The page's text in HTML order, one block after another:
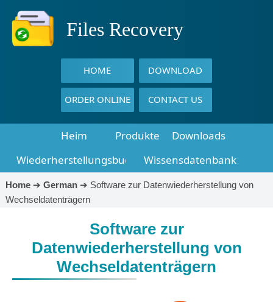
Files Recovery
HOME DOWNLOAD
ORDER ONLINE CONTACT US
Heim Produkte
Downloads
Wiederherstellungsbuch
Wissensdatenbank
Home➔ German➔ Software zur Datenwiederherstellung von
Wechseldatenträgern
Software zur
Datenwiederherstellung von
Wechseldatenträgern